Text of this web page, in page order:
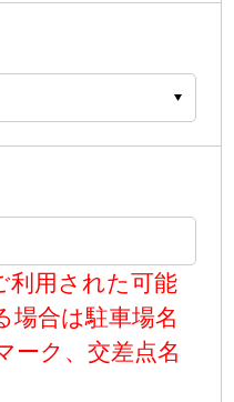
利用された可能
場合は駐車場名
ーク、交差点名